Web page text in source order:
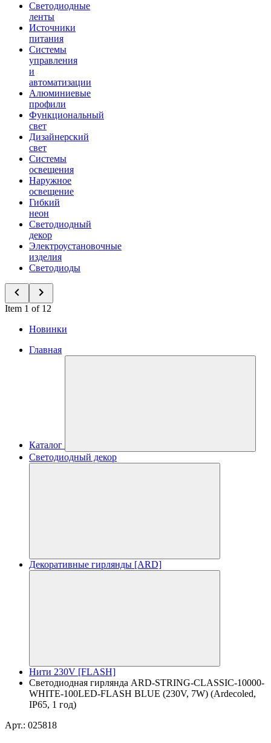
Светодиодные
ленты
Источники
питания
Системы
управления
и
автоматизации
Алюминиевые
профили
Функциональный
свет
Дизайнерский
свет
Системы
освещения
Наружное
освещение
Гибкий
неон
Светодиодный
декор
Электроустановочные
изделия
Светодиоды
Item 1 of 12
Новинки
Главная
Каталог
Светодиодный декор
Декоративные гирлянды [ARD]
Нити 230V [FLASH]
Светодиодная гирлянда ARD-STRING-CLASSIC-10000-
WHITE-100LED-FLASH BLUE (230V, 7W) (Ardecoled,
IP65, 1 год)
Арт.: 025818